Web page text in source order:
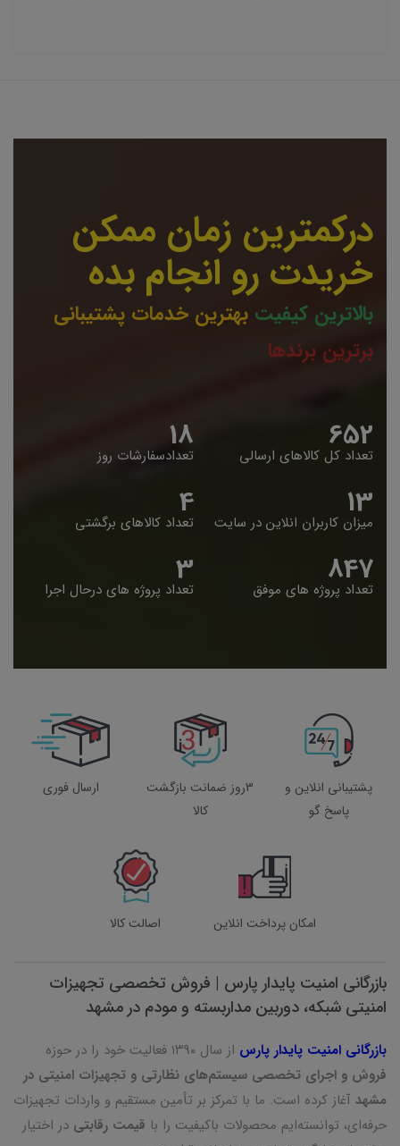
درکمترین زمان ممکن
خریدت رو انجام بده
بالاترین کیفیت بهترین خدمات پشتیبانی
برترین برندها
653
تعداد کل کالاهای ارسالی 19
تعدادسفارشات روز
14
میزان کاربران انلاین در سایت 5
تعداد کالاهای برگشتی
848
تعداد پروژه های موفق 4
تعداد پروژه های درحال اجرا
پشتیبانی انلاین و
پاسخ گو
3روز ضمانت بازگشت
کالا
ارسال فوری
امکان پرداخت انلاین اصالت کالا
بازرگانی امنیت پایدار پارس | فروش تخصصی تجهیزات
امنیتی شبکه، دوربین مداربسته و مودم در مشهد
بازرگانی امنیت پایدار پارس از سال ۱۳۹۰ فعالیت خود را در حوزه
فروش و اجرای تخصصی سیستم‌های نظارتی و تجهیزات امنیتی در
مشهد آغاز کرده است. ما با تمرکز بر تأمین مستقیم و واردات تجهیزات
حرفه‌ای، توانسته‌ایم محصولات باکیفیت را با قیمت رقابتی در اختیار